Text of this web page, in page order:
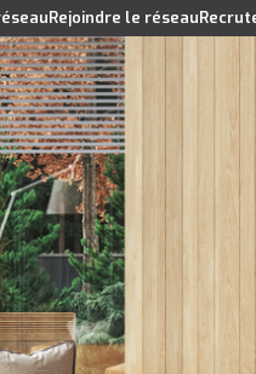
Rejoindre le réseau